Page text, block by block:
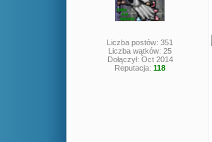
Liczba postów: 351
Liczba wątków: 25
Dołączył: Oct 2014
Reputacja:118